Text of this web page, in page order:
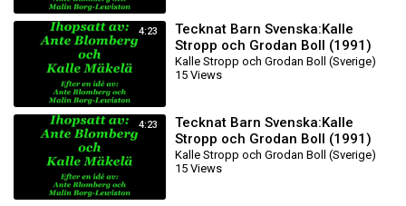
4:23
Tecknat Barn Svenska:Kalle
Stropp och Grodan Boll (1991)
DVDRIPPEN (Svenska)
Knattefilmen (HD)
Kalle Stropp och Grodan Boll (Sverige)
15 Views
4:23
Tecknat Barn Svenska:Kalle
Stropp och Grodan Boll (1991)
DVDRIPPEN (Svenska)
Knattefilmen
Kalle Stropp och Grodan Boll (Sverige)
15 Views